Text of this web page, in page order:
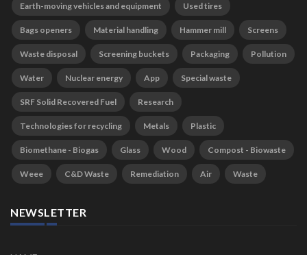
Earth-moving vehicles and equipment Used tires
Bags openers Material handling Hammer mill Screens
Waste disposal Screening buckets Packaging Pollution
Water Nuclear energy App Special waste
SRF Solid Recovered Fuel Research
Technologies for recycling Metals Plastic
Biomethane - Biogas Glass Wood Compost - Biowaste
Weee C&D Waste Remediation Air Waste
NEWSLETTER